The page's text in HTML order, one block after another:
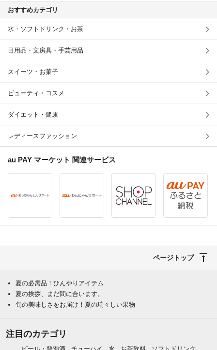
おすすめカテゴリ
水・ソフトドリンク・お茶
日用品・文房具・手芸用品
スイーツ・お菓子
ビューティ・コスメ
ダイエット・健康
レディースファッション
au PAY マーケット 関連サービス
ページトップ
夏の必需品！ひんやりアイテム
夏の挨拶、まだ間に合います。
旬の美味しさをお届け！夏の瑞々しい果物
注目のカテゴリ